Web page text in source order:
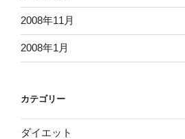
2008年11月
2008年1月
カテゴリー
ダイエット